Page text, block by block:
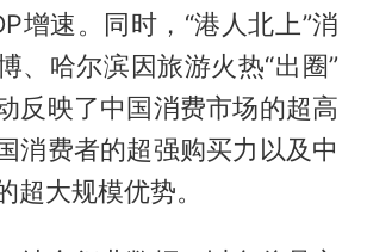
增速。同时，“港人北上”消
、哈尔滨因旅游火热“出圈”
反映了中国消费市场的超高
消费者的超强购买力以及中
超大规模优势。